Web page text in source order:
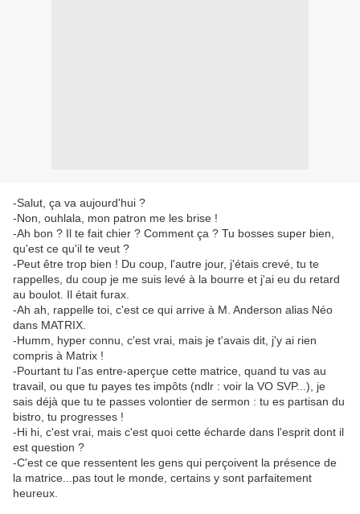
-Salut, ça va aujourd'hui ?
-Non, ouhlala, mon patron me les brise !
-Ah bon ? Il te fait chier ? Comment ça ? Tu bosses super bien,
qu'est ce qu'il te veut ?
-Peut être trop bien ! Du coup, l'autre jour, j'étais crevé, tu te
rappelles, du coup je me suis levé à la bourre et j'ai eu du retard
au boulot. Il était furax.
-Ah ah, rappelle toi, c'est ce qui arrive à M. Anderson alias Néo
dans MATRIX.
-Humm, hyper connu, c'est vrai, mais je t'avais dit, j'y ai rien
compris à Matrix !
-Pourtant tu l'as entre-aperçue cette matrice, quand tu vas au
travail, ou que tu payes tes impôts (ndlr : voir la VO SVP...), je
sais déjà que tu te passes volontier de sermon : tu es partisan du
bistro, tu progresses !
-Hi hi, c'est vrai, mais c'est quoi cette écharde dans l'esprit dont il
est question ?
-C'est ce que ressentent les gens qui perçoivent la présence de
la matrice...pas tout le monde, certains y sont parfaitement
heureux.